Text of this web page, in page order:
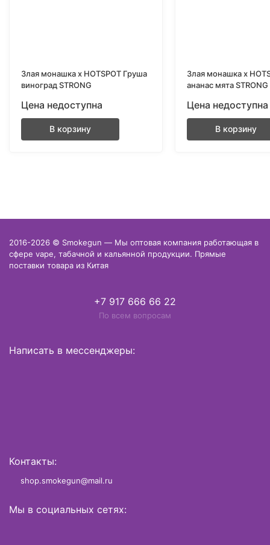
Злая монашка х HOTSPOT Груша
виноград STRONG
Цена недоступна
В корзину
Злая монашка х
ананас мята STRONG
Цена недоступна
В корзину
2016-2026 © Smokegun — Мы оптовая компания работающая в
сфере vape, табачной и кальянной продукции. Прямые
поставки товара из Китая
+7 917 666 66 22
По всем вопросам
Написать в мессенджеры:
Контакты:
shop.smokegun@mail.ru
Мы в социальных сетях: